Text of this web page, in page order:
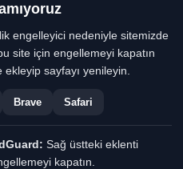
Haber Kültür-Sanat
engelleyici nedeniyle sitemizde
site için engellemeyi kapatın
sayfayı yenileyin.
Brave Safari
Sağ üstteki eklenti
kapatın.